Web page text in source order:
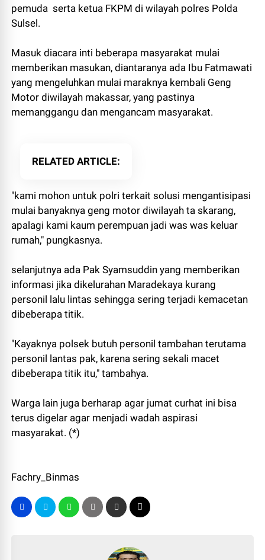
pemuda serta ketua FKPM di wilayah polres Polda
Sulsel.
Masuk diacara inti beberapa masyarakat mulai
memberikan masukan, diantaranya ada Ibu Fatmawati
yang mengeluhkan mulai maraknya kembali Geng
Motor diwilayah makassar, yang pastinya
memanggangu dan mengancam masyarakat.
RELATED ARTICLE
"kami mohon untuk polri terkait solusi mengantisipasi
mulai banyaknya geng motor diwilayah ta skarang,
apalagi kami kaum perempuan jadi was was keluar
rumah," pungkasnya.
selanjutnya ada Pak Syamsuddin yang memberikan
informasi jika dikelurahan Maradekaya kurang
personil lalu lintas sehingga sering terjadi kemacetan
dibeberapa titik.
"Kayaknya polsek butuh personil tambahan terutama
personil lantas pak, karena sering sekali macet
dibeberapa titik itu," tambahya.
Warga lain juga berharap agar jumat curhat ini bisa
terus digelar agar menjadi wadah aspirasi
masyarakat. (*)
Fachry_Binmas